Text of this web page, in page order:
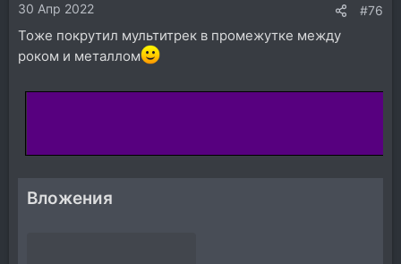
30 Апр 2022 #76
Тоже покрутил мультитрек в промежутке между
роком и металлом
Вложения